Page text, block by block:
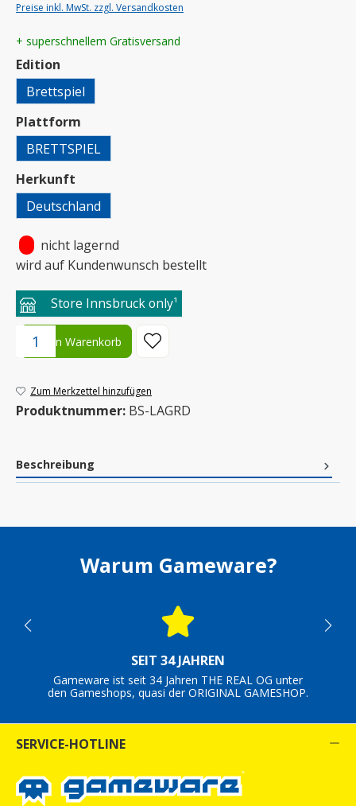
Preise inkl. MwSt. zzgl. Versandkosten
+ superschnellem Gratisversand
Edition
Brettspiel
Plattform
BRETTSPIEL
Herkunft
Deutschland
nicht lagernd
wird auf Kundenwunsch bestellt
Store Innsbruck only¹
Produkt Anzahl: Gib den gewünschten Wert ein oder benutze
In den Warenkorb
Zum Merkzettel hinzufügen
Produktnummer: BS-LAGRD
Beschreibung
Warum Gameware?
SEIT 34 JAHREN
Gameware ist seit 34 Jahren THE REAL OG unter
den Gameshops, quasi der ORIGINAL GAMESHOP.
SERVICE-HOTLINE